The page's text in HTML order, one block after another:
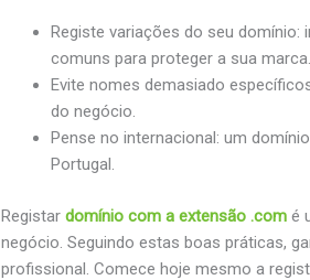
Registe variações do seu
comuns para proteger a sua marca.
Evite nomes demasiado
do negócio.
Pense no internacional: um
Portugal.
Registardomínio com a extensão .com é
negócio. Seguindo estas boas práticas,
profissional. Comece hoje mesmo a